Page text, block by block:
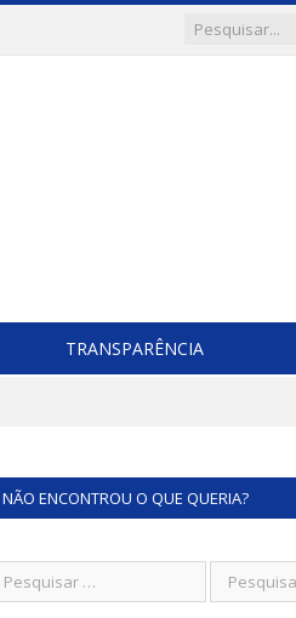
TRANSPARÊNCIA
NÃO ENCONTROU O QUE QUERIA?